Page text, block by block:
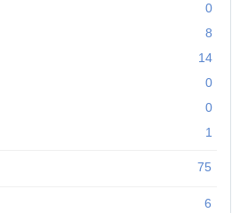
0
8
14
0
0
1
75
6